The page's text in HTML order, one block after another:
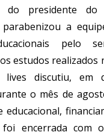
do presidente
a
pelo
estudos realizados
discutiu, em
o mês de
educacional,
encerrada com